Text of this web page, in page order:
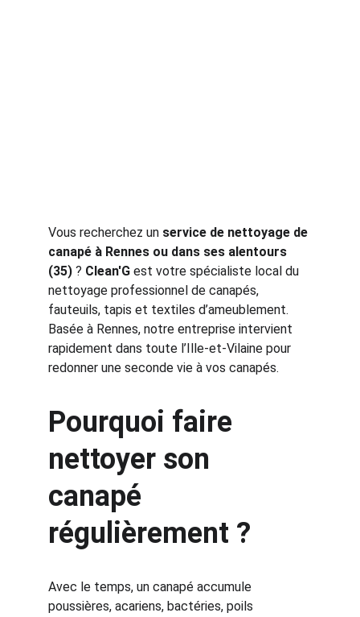
Vous recherchez un service de nettoyage de
canapé à Rennes ou dans ses alentours
(35) ? Clean'G est votre spécialiste local du
nettoyage professionnel de canapés,
fauteuils, tapis et textiles d’ameublement.
Basée à Rennes, notre entreprise intervient
rapidement dans toute l’Ille-et-Vilaine pour
redonner une seconde vie à vos canapés.
Pourquoi faire
nettoyer son
canapé
régulièrement ?
Avec le temps, un canapé accumule
poussières, acariens, bactéries, poils